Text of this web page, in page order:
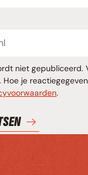
niet gepubliceerd.
Hoe je
.